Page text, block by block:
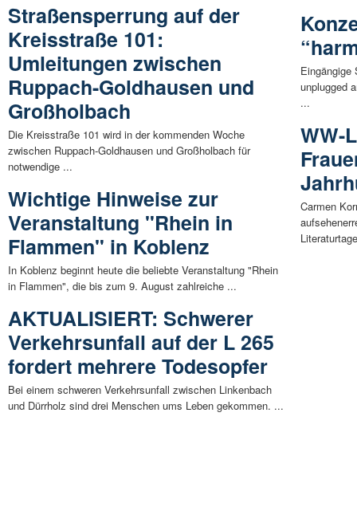
Straßensperrung auf der
Kreisstraße 101:
Umleitungen zwischen
Ruppach-Goldhausen und
Großholbach
Die Kreisstraße 101 wird in der kommenden Woche
zwischen Ruppach-Goldhausen und Großholbach für
notwendige ...
Wichtige Hinweise zur
Veranstaltung "Rhein in
Flammen" in Koblenz
In Koblenz beginnt heute die beliebte Veranstaltung "Rhein
in Flammen", die bis zum 9. August zahlreiche ...
AKTUALISIERT: Schwerer
Verkehrsunfall auf der L 265
fordert mehrere Todesopfer
Bei einem schweren Verkehrsunfall zwischen Linkenbach
und Dürrholz sind drei Menschen ums Leben gekommen. ...
Eingängige
unplugged
...
WW-
Carmen